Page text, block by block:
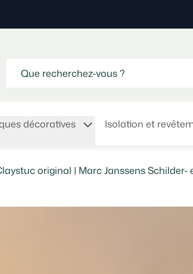
décoratives Isolation et
Claystuc original | Marc Janssens